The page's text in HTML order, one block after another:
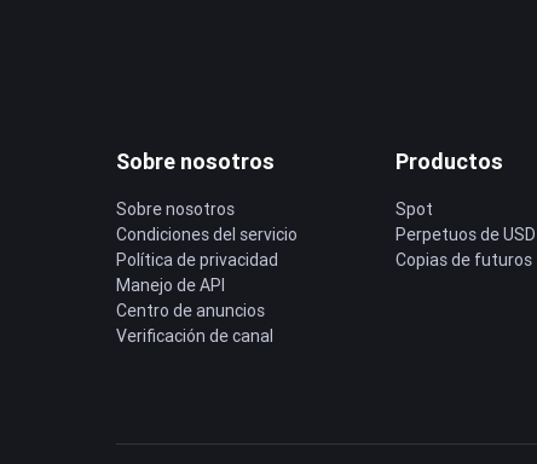
Sobre nosotros
Sobre nosotros
Condiciones del servicio
Política de privacidad
Manejo de API
Centro de anuncios
Verificación de canal
Productos
Spot
Perpetuos de
Copias de futuros